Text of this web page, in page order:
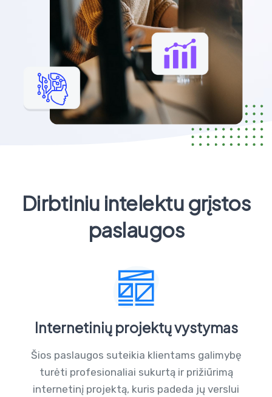
Dirbtiniu intelektu grįstos
paslaugos
Internetinių projektų vystymas
Šios paslaugos suteikia klientams galimybę
turėti profesionaliai sukurtą ir prižiūrimą
internetinį projektą, kuris padeda jų verslui